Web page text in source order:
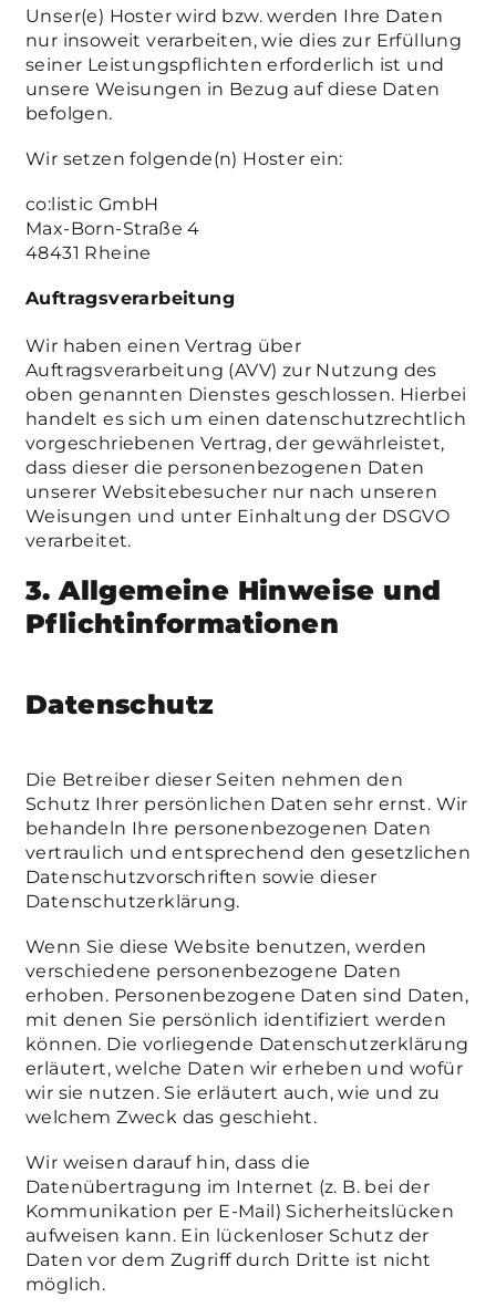
Unser(e) Hoster wird bzw. werden Ihre Daten
nur insoweit verarbeiten, wie dies zur Erfüllung
seiner Leistungspflichten erforderlich ist und
unsere Weisungen in Bezug auf diese Daten
befolgen.
Wir setzen folgende(n) Hoster ein:
co:listic GmbH
Max-Born-Straße 4
48431 Rheine
Auftragsverarbeitung
Wir haben einen Vertrag über
Auftragsverarbeitung (AVV) zur Nutzung des
oben genannten Dienstes geschlossen. Hierbei
handelt es sich um einen datenschutzrechtlich
vorgeschriebenen Vertrag, der gewährleistet,
dass dieser die personenbezogenen Daten
unserer Websitebesucher nur nach unseren
Weisungen und unter Einhaltung der DSGVO
verarbeitet.
3. Allgemeine Hinweise und
Pflicht­informationen
Datenschutz
Die Betreiber dieser Seiten nehmen den
Schutz Ihrer persönlichen Daten sehr ernst. Wir
behandeln Ihre personenbezogenen Daten
vertraulich und entsprechend den gesetzlichen
Datenschutzvorschriften sowie dieser
Datenschutzerklärung.
Wenn Sie diese Website benutzen, werden
verschiedene personenbezogene Daten
erhoben. Personenbezogene Daten sind Daten,
mit denen Sie persönlich identifiziert werden
können. Die vorliegende Datenschutzerklärung
erläutert, welche Daten wir erheben und wofür
wir sie nutzen. Sie erläutert auch, wie und zu
welchem Zweck das geschieht.
Wir weisen darauf hin, dass die
Datenübertragung im Internet (z. B. bei der
Kommunikation per E-Mail) Sicherheitslücken
aufweisen kann. Ein lückenloser Schutz der
Daten vor dem Zugriff durch Dritte ist nicht
möglich.